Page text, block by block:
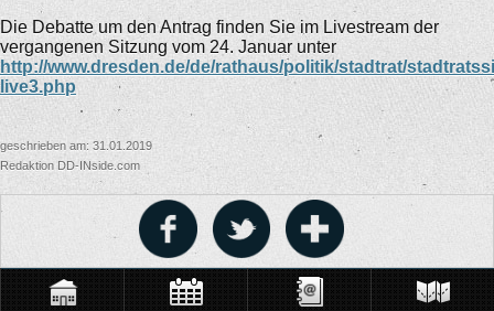
Die Debatte um den Antrag finden Sie im Livestream der
vergangenen Sitzung vom 24. Januar unter
http://www.dresden.de/de/rathaus/politik/stadtrat/
live3.php
geschrieben am: 31.01.2019
Redaktion DD-INside.com